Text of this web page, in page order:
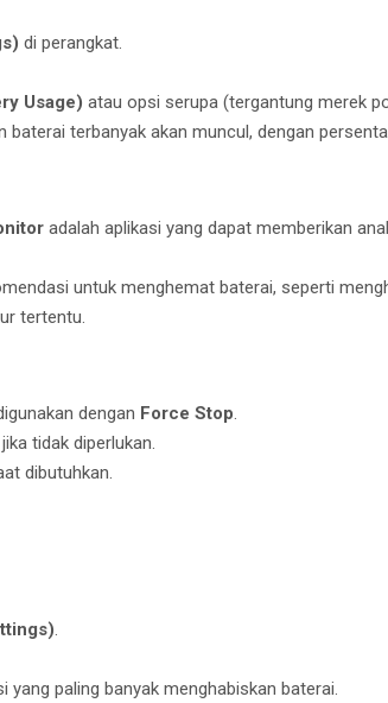
di perangkat.
Usage) atau opsi serupa (tergantung merek
baterai terbanyak akan muncul, dengan
adalah aplikasi yang dapat memberikan
untuk menghemat baterai, seperti
tertentu.
dengan Force Stop.
tidak diperlukan.
dibutuhkan.
.
paling banyak menghabiskan baterai.